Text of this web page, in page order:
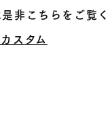
非こちらをご覧
スタム